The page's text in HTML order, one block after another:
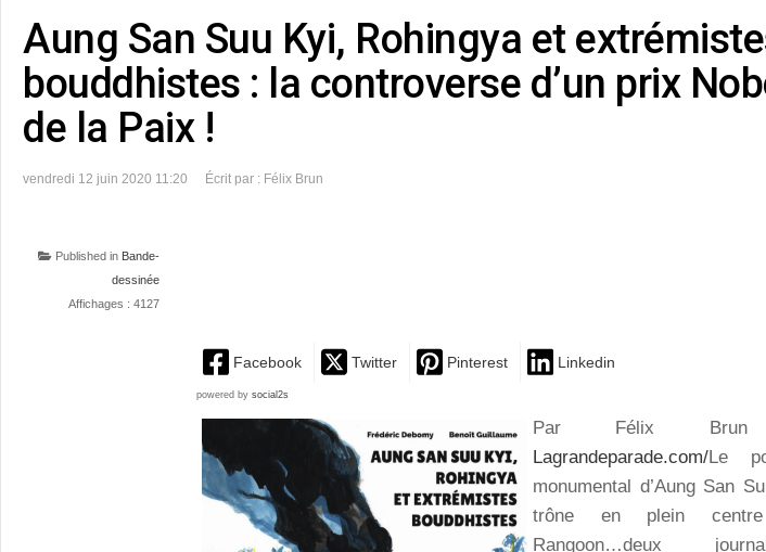
Aung San Suu Kyi, Rohingya et
bouddhistes : la controverse d’un prix
de la Paix !
vendredi 12 juin 2020 11:20 Écrit par : Félix Brun
Published in Bande-
dessinée
Affichages : 4127
Facebook Twitter Pinterest Linkedin
powered by social2s
Par Félix
Lagrandeparade.com/Le
monumental d’Aung San
trône en plein
Rangoon…deux